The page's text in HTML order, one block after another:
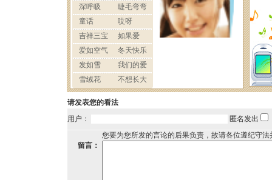
请发表您的看法
用户：
匿名发出
您要为您所发的言论的后果负责，故请各位遵纪守
留言：